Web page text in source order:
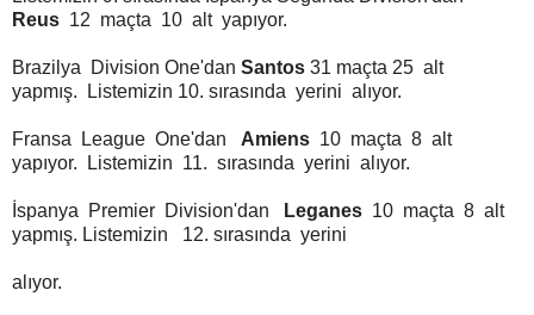
Reus 12 maçta 10 alt yapıyor.
Brazilya Division One'dan Santos 31 maçta 25 alt
yapmış. Listemizin 10. sırasında yerini alıyor.
Fransa League One'dan Amiens 10 maçta 8 alt
yapıyor. Listemizin 11. sırasında yerini alıyor.
İspanya Premier Division'dan Leganes 10 maçta 8 alt
yapmış. Listemizin 12. sırasında yerini
alıyor.